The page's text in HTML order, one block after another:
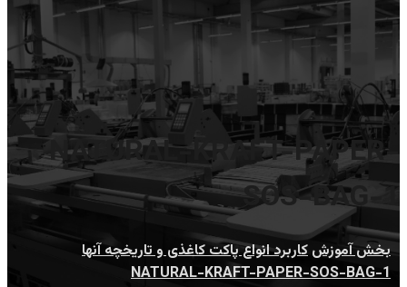
NATURAL-KRAFT-PAPER-
SOS-BAG-1
بخش آموزش کاربرد انواع پاکت کاغذی و تاریخچه آنها
NATURAL-KRAFT-PAPER-SOS-BAG-1